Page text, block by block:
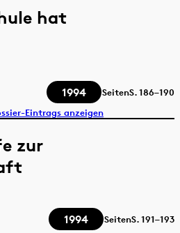
hat
1994 SeitenS.186–190
Eintrags anzeigen
zur
1994 SeitenS.191–193